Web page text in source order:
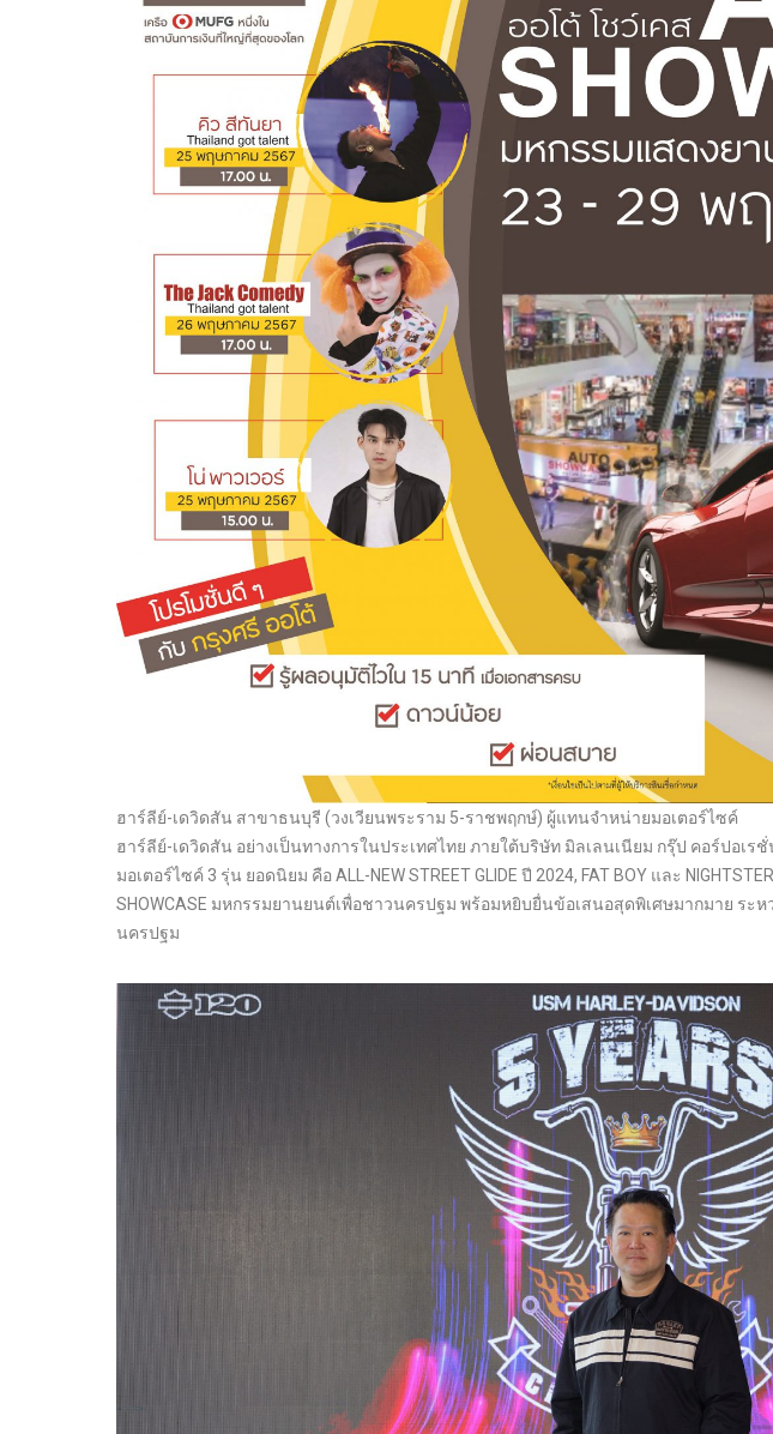
ฮาร์ลีย์-เดวิดสัน สาขาธนบุรี (วงเวียนพระราม 5-ราชพฤกษ์) ผู้แทนจำหน่ายมอเตอร์ไซค์
ฮาร์ลีย์-เดวิดสัน อย่างเป็นทางการในประเทศไทย ภายใต้บริษัท มิลเลนเนียม กรุ๊ป คอร์ปอเร
มอเตอร์ไซค์ 3 รุ่น ยอดนิยม คือ ALL-NEW STREET GLIDE ปี 2024, FAT BOY และ
SHOWCASE มหกรรมยานยนต์เพื่อชาวนครปฐม พร้อมหยิบยื่นข้อเสนอสุดพิเศษมากมาย ระ
นครปฐม